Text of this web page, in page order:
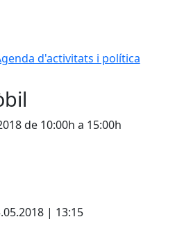
d'activitats i política
de 10:00h a 15:00h
| 13:15